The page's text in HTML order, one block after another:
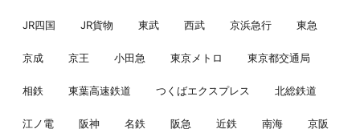
JR四国 JR貨物 東武 西武 京浜急行 東急
京成 京王 小田急 東京メトロ 東京都交通局
相鉄 東葉高速鉄道 つくばエクスプレス 北総鉄道
江ノ電 阪神 名鉄 阪急 近鉄 南海 京阪